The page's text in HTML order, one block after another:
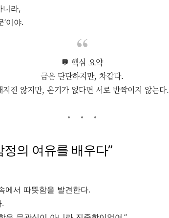
니라,
’이야.
💬 핵심 요약
금은 단단하지만, 차갑다.
지진 않지만, 온기가 없다면 서로 반짝이지 않는다.
정의 여유를 배우다”
에서 따뜻함을 발견한다.